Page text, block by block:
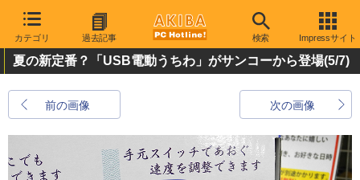
カテゴリ 過去記事 検索 Impressサイト
夏の新定番？「USB電動うちわ」がサンコーから登場(5/7)
前の画像 次の画像